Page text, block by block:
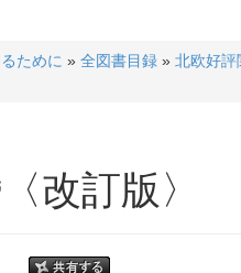
ために » 全図書目録 » 北欧好評
改訂版〉